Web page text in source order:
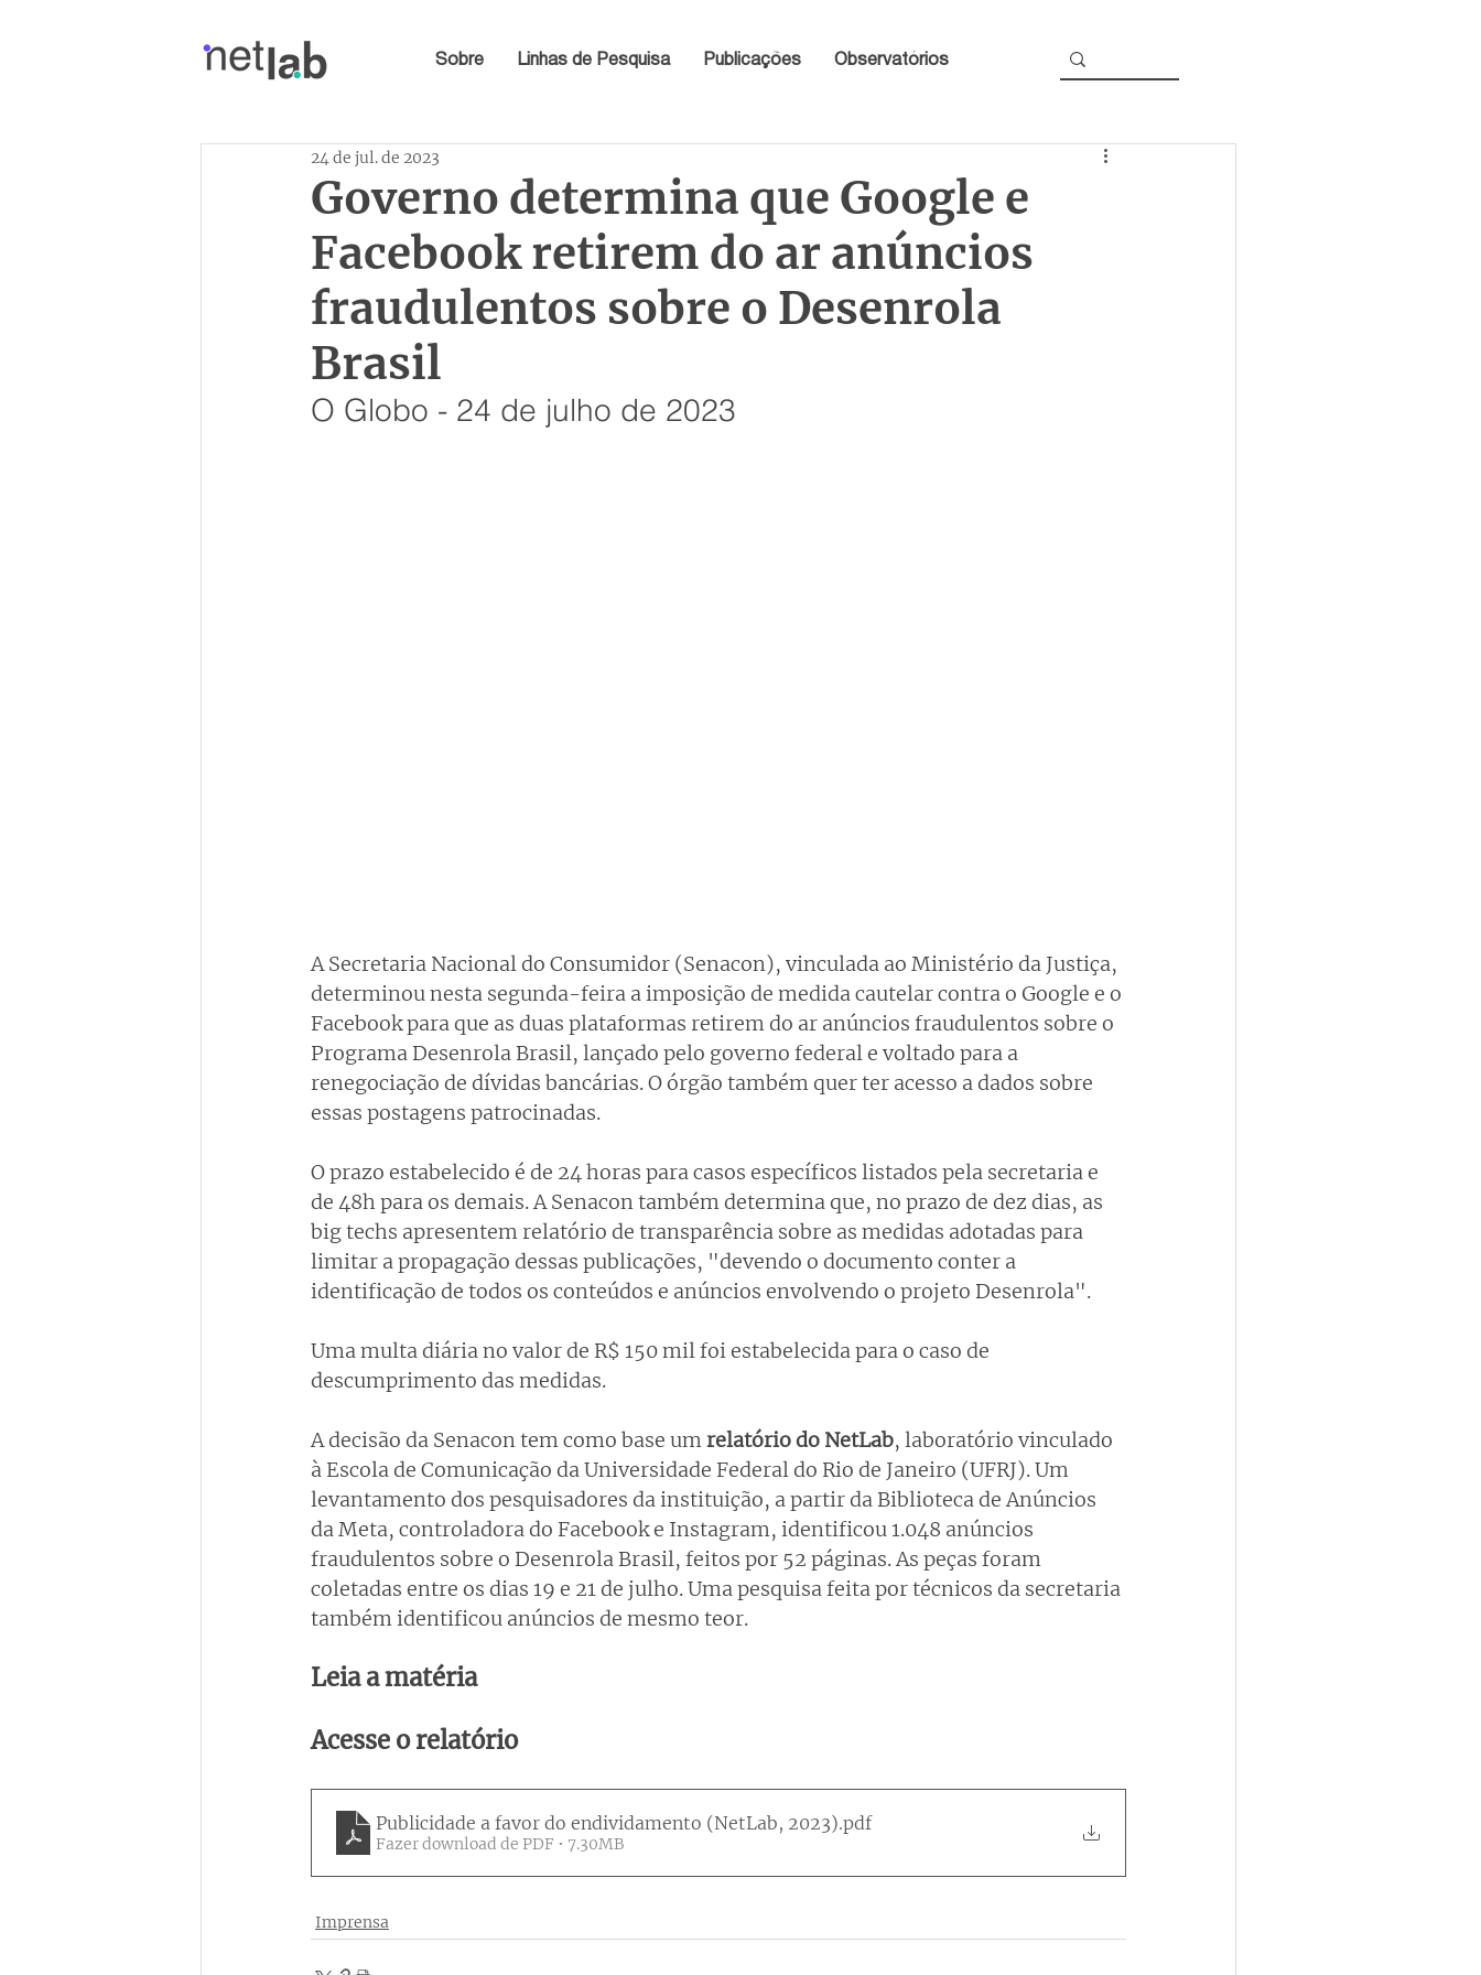
Sobre Linhas de Pesquisa Publicações Observatórios
Governo determina que Google e
Facebook retirem do ar anúncios
fraudulentos sobre o Desenrola
Brasil
24 de jul. de 2023
O Globo - 24 de julho de 2023
A Secretaria Nacional do Consumidor (Senacon), vinculada ao Ministério da Justiça,
determinou nesta segunda-feira a imposição de medida cautelar contra o Google e o
Facebook para que as duas plataformas retirem do ar anúncios fraudulentos sobre o
Programa Desenrola Brasil, lançado pelo governo federal e voltado para a
renegociação de dívidas bancárias. O órgão também quer ter acesso a dados sobre
essas postagens patrocinadas.
O prazo estabelecido é de 24 horas para casos específicos listados pela secretaria e
de 48h para os demais. A Senacon também determina que, no prazo de dez dias, as
big techs apresentem relatório de transparência sobre as medidas adotadas para
limitar a propagação dessas publicações, "devendo o documento conter a
identificação de todos os conteúdos e anúncios envolvendo o projeto Desenrola".
Uma multa diária no valor de R$ 150 mil foi estabelecida para o caso de
descumprimento das medidas.
A decisão da Senacon tem como base um relatório do NetLab, laboratório vinculado
à Escola de Comunicação da Universidade Federal do Rio de Janeiro (UFRJ). Um
levantamento dos pesquisadores da instituição, a partir da Biblioteca de Anúncios
da Meta, controladora do Facebook e Instagram, identificou 1.048 anúncios
fraudulentos sobre o Desenrola Brasil, feitos por 52 páginas. As peças foram
coletadas entre os dias 19 e 21 de julho. Uma pesquisa feita por técnicos da secretaria
também identificou anúncios de mesmo teor.
Leia a matéria
Acesse o relatório
Publicidade a favor do endividamento (NetLab, 2023).pdf
Fazer download de PDF • 7.30MB
Imprensa